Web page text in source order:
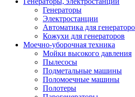
Генераторы
Электростанции
Автоматика для
Кожухи для генераторов
Моечно-уборочная техника
Мойки высокого давления
Пылесосы
Подметальные машины
Поломоечные машины
Полотеры